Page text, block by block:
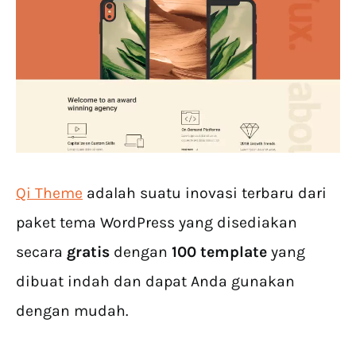
Qi Theme adalah suatu inovasi terbaru dari
paket tema WordPress yang disediakan
secara gratis dengan 100 template yang
dibuat indah dan dapat Anda gunakan
dengan mudah.